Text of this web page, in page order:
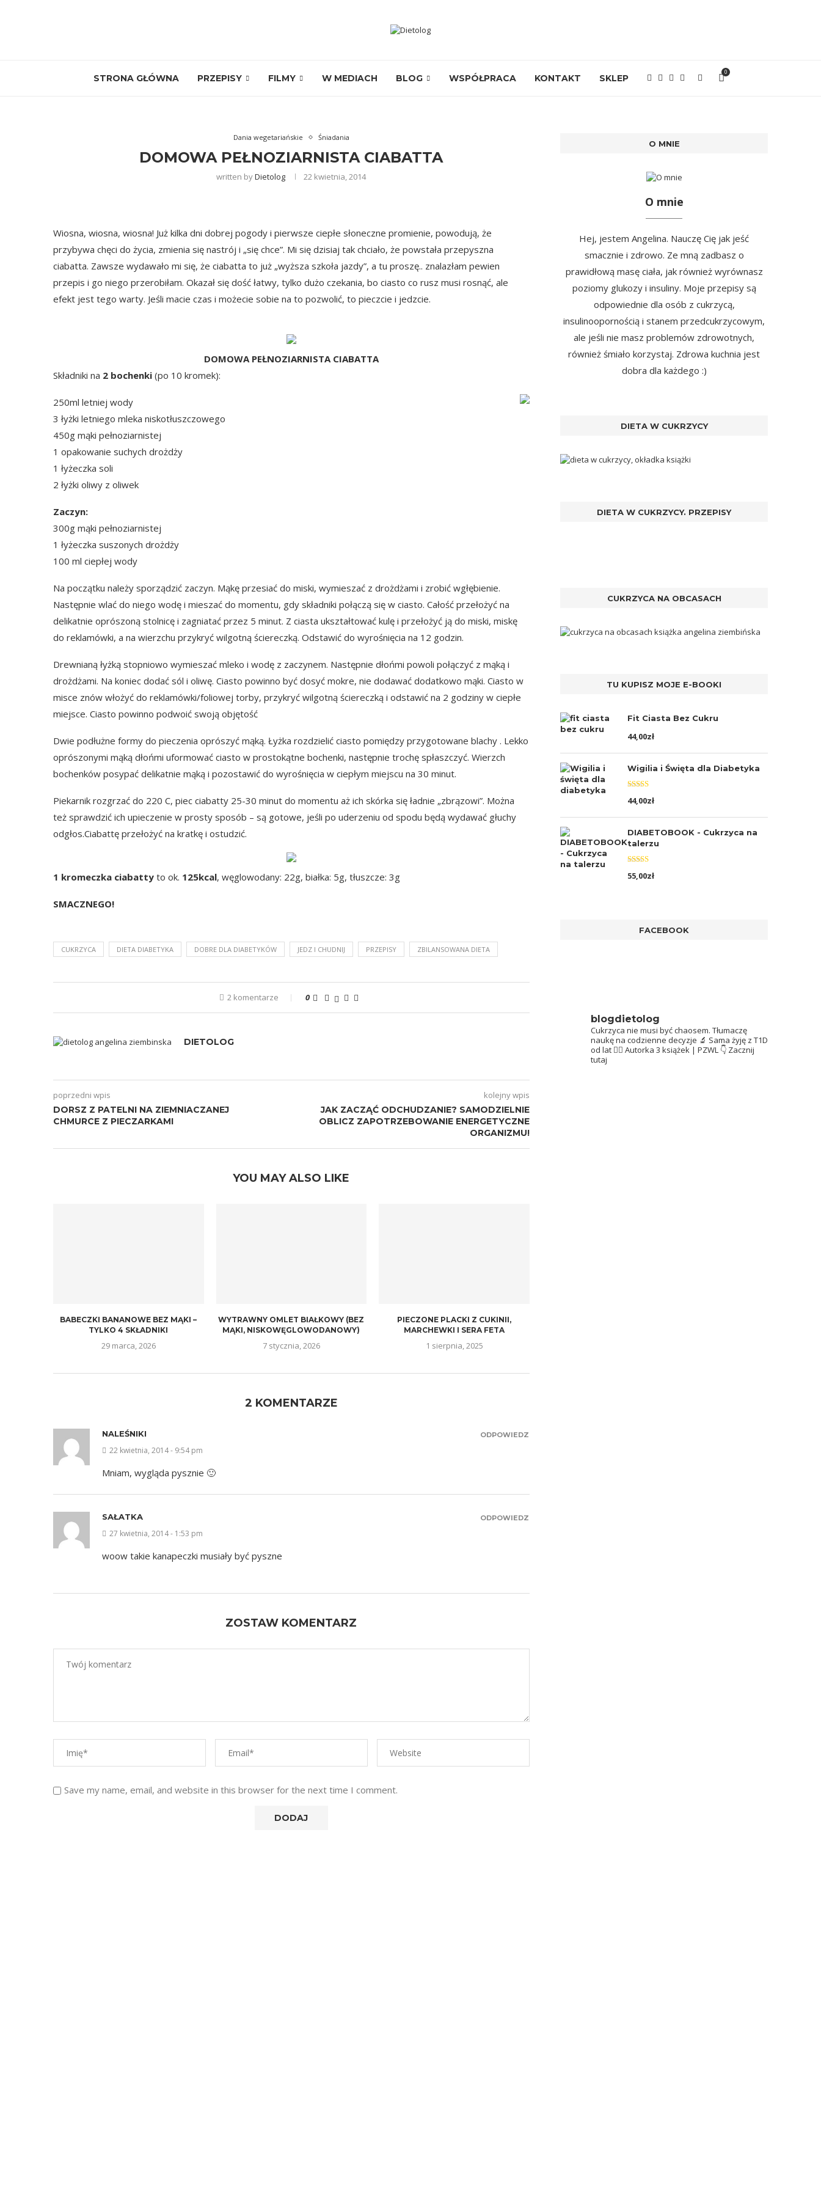
STRONA GŁÓWNA PRZEPISY FILMY W MEDIACH BLOG WSPÓŁPRACA KONTAKT SKLEP
0
Dania wegetariańskie Śniadania
DOMOWA PEŁNOZIARNISTA CIABATTA
written byDietolog 22 kwietnia, 2014
Wiosna, wiosna, wiosna! Już kilka dni dobrej pogody i pierwsze ciepłe słoneczne promienie, powodują, że
przybywa chęci do życia, zmienia się nastrój i „się chce”. Mi się dzisiaj tak chciało, że powstała przepyszna
ciabatta. Zawsze wydawało mi się, że ciabatta to już „wyższa szkoła jazdy”, a tu proszę.. znalazłam pewien
przepis i go niego przerobiłam. Okazał się dość łatwy, tylko dużo czekania, bo ciasto co rusz musi rosnąć, ale
efekt jest tego warty. Jeśli macie czas i możecie sobie na to pozwolić, to pieczcie i jedzcie.
DOMOWA PEŁNOZIARNISTA CIABATTA
Składniki na 2 bochenki (po 10 kromek):
250ml letniej wody
3 łyżki letniego mleka niskotłuszczowego
450g mąki pełnoziarnistej
1 opakowanie suchych drożdży
1 łyżeczka soli
2 łyżki oliwy z oliwek
Zaczyn:
300g mąki pełnoziarnistej
1 łyżeczka suszonych drożdży
100 ml ciepłej wody
Na początku należy sporządzić zaczyn. Mąkę przesiać do miski, wymieszać z drożdżami i zrobić wgłębienie.
Następnie wlać do niego wodę i mieszać do momentu, gdy składniki połączą się w ciasto. Całość przełożyć na
delikatnie oprószoną stolnicę i zagniatać przez 5 minut. Z ciasta ukształtować kulę i przełożyć ją do miski, miskę
do reklamówki, a na wierzchu przykryć wilgotną ściereczką. Odstawić do wyrośnięcia na 12 godzin.
Drewnianą łyżką stopniowo wymieszać mleko i wodę z zaczynem. Następnie dłońmi powoli połączyć z mąką i
drożdżami. Na koniec dodać sól i oliwę. Ciasto powinno być dosyć mokre, nie dodawać dodatkowo mąki. Ciasto w
misce znów włożyć do reklamówki/foliowej torby, przykryć wilgotną ściereczką i odstawić na 2 godziny w ciepłe
miejsce. Ciasto powinno podwoić swoją objętość
Dwie podłużne formy do pieczenia oprószyć mąką. Łyżka rozdzielić ciasto pomiędzy przygotowane blachy . Lekko
oprószonymi mąką dłońmi uformować ciasto w prostokątne bochenki, następnie trochę spłaszczyć. Wierzch
bochenków posypać delikatnie mąką i pozostawić do wyrośnięcia w ciepłym miejscu na 30 minut.
Piekarnik rozgrzać do 220 C, piec ciabatty 25-30 minut do momentu aż ich skórka się ładnie „zbrązowi”. Można
też sprawdzić ich upieczenie w prosty sposób – są gotowe, jeśli po uderzeniu od spodu będą wydawać głuchy
odgłos.Ciabattę przełożyć na kratkę i ostudzić.
1 kromeczka ciabatty to ok. 125kcal, węglowodany: 22g, białka: 5g, tłuszcze: 3g
SMACZNEGO!
CUKRZYCA DIETA DIABETYKA DOBRE DLA DIABETYKÓW JEDZ I CHUDNIJ PRZEPISY ZBILANSOWANA DIETA
2 komentarze 0
DIETOLOG
poprzedni wpis
DORSZ Z PATELNI NA ZIEMNIACZANEJ
CHMURCE Z PIECZARKAMI
kolejny wpis
JAK ZACZĄĆ ODCHUDZANIE? SAMODZIELNIE
OBLICZ ZAPOTRZEBOWANIE ENERGETYCZNE
ORGANIZMU!
YOU MAY ALSO LIKE
BABECZKI BANANOWE BEZ MĄKI –
TYLKO 4 SKŁADNIKI
29 marca, 2026
WYTRAWNY OMLET BIAŁKOWY (BEZ
MĄKI, NISKOWĘGLOWODANOWY)
7 stycznia, 2026
PIECZONE PLACKI Z CUKINII,
MARCHEWKI I SERA FETA
1 sierpnia, 2025
2 KOMENTARZE
NALEŚNIKI
22 kwietnia, 2014 - 9:54 pm
Mniam, wygląda pysznie 🙂
ODPOWIEDZ
SAŁATKA
27 kwietnia, 2014 - 1:53 pm
woow takie kanapeczki musiały być pyszne
ODPOWIEDZ
ZOSTAW KOMENTARZ
Save my name, email, and website in this browser for the next time I comment.
O MNIE
O mnie
Hej, jestem Angelina. Nauczę Cię jak jeść
smacznie i zdrowo. Ze mną zadbasz o
prawidłową masę ciała, jak również wyrównasz
poziomy glukozy i insuliny. Moje przepisy są
odpowiednie dla osób z cukrzycą,
insulinoopornością i stanem przedcukrzycowym,
ale jeśli nie masz problemów zdrowotnych,
również śmiało korzystaj. Zdrowa kuchnia jest
dobra dla każdego :)
DIETA W CUKRZYCY
DIETA W CUKRZYCY. PRZEPISY
CUKRZYCA NA OBCASACH
TU KUPISZ MOJE E-BOOKI
Fit Ciasta Bez Cukru
44,00zł
Wigilia i Święta dla Diabetyka
Oceniono
5.00na 5
44,00zł
DIABETOBOOK - Cukrzyca na
talerzu
Oceniono
5.00na 5
55,00zł
FACEBOOK
blogdietolog
Cukrzyca nie musi być chaosem. Tłumaczę
naukę na codzienne decyzje 🔬 Sama żyję z T1D
od lat 👩‍⚕️ Autorka 3 książek | PZWL 👇 Zacznij
tutaj